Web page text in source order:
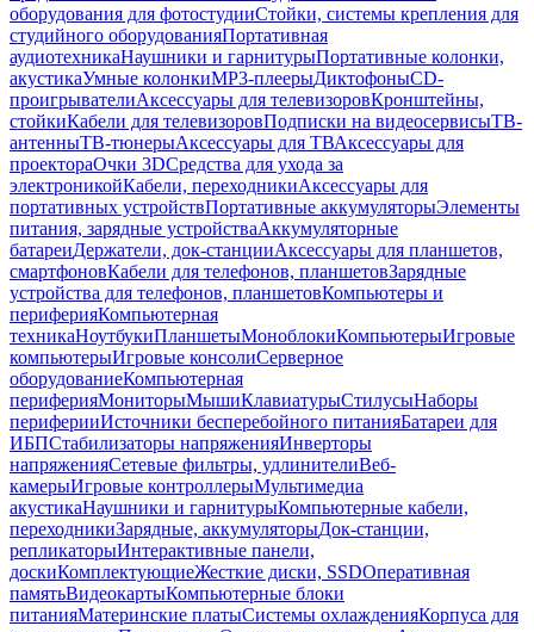
оборудования для фотостудииСтойки, системы крепления для
студийного оборудованияПортативная
аудиотехникаНаушники и гарнитурыПортативные колонки,
акустикаУмные колонкиMP3-плеерыДиктофоныCD-
проигрывателиАксессуары для телевизоровКронштейны,
стойкиКабели для телевизоровПодписки на видеосервисыТВ-
антенныТВ-тюнерыАксессуары для ТВАксессуары для
проектораОчки 3DСредства для ухода за
электроникойКабели, переходникиАксессуары для
портативных устройствПортативные аккумуляторыЭлементы
питания, зарядные устройстваАккумуляторные
батареиДержатели, док-станцииАксессуары для планшетов,
смартфоновКабели для телефонов, планшетовЗарядные
устройства для телефонов, планшетовКомпьютеры и
периферияКомпьютерная
техникаНоутбукиПланшетыМоноблокиКомпьютерыИгровые
компьютерыИгровые консолиСерверное
оборудованиеКомпьютерная
периферияМониторыМышиКлавиатурыСтилусыНаборы
периферииИсточники бесперебойного питанияБатареи для
ИБПСтабилизаторы напряженияИнверторы
напряженияСетевые фильтры, удлинителиВеб-
камерыИгровые контроллерыМультимедиа
акустикаНаушники и гарнитурыКомпьютерные кабели,
переходникиЗарядные, аккумуляторыДок-станции,
репликаторыИнтерактивные панели,
доскиКомплектующиеЖесткие диски, SSDОперативная
памятьВидеокартыКомпьютерные блоки
питанияМатеринские платыСистемы охлажденияКорпуса для